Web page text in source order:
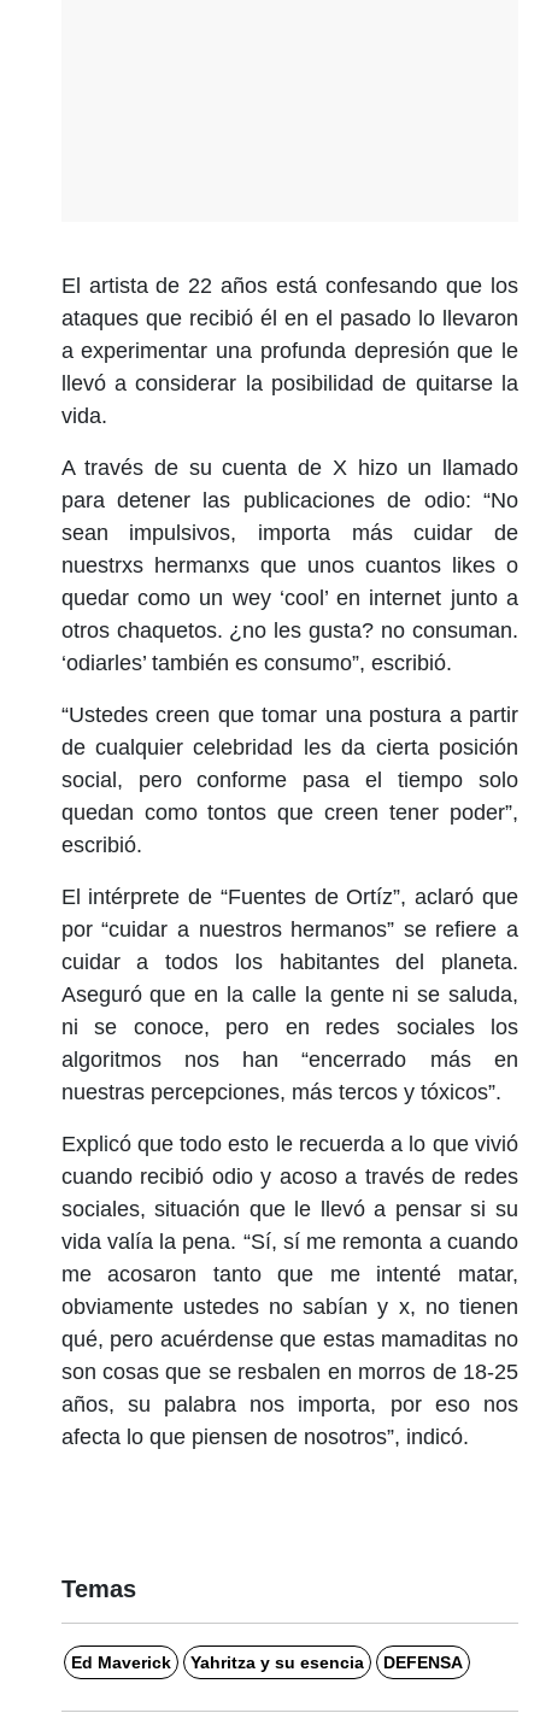
El artista de 22 años está confesando que los
ataques que recibió él en el pasado lo llevaron
a experimentar una profunda depresión que le
llevó a considerar la posibilidad de quitarse la
vida.
A través de su cuenta de X hizo un llamado
para detener las publicaciones de odio: “No
sean impulsivos, importa más cuidar de
nuestrxs hermanxs que unos cuantos likes o
quedar como un wey ‘cool’ en internet junto a
otros chaquetos. ¿no les gusta? no consuman.
‘odiarles’ también es consumo”, escribió.
“Ustedes creen que tomar una postura a partir
de cualquier celebridad les da cierta posición
social, pero conforme pasa el tiempo solo
quedan como tontos que creen tener poder”,
escribió.
El intérprete de “Fuentes de Ortíz”, aclaró que
por “cuidar a nuestros hermanos” se refiere a
cuidar a todos los habitantes del planeta.
Aseguró que en la calle la gente ni se saluda,
ni se conoce, pero en redes sociales los
algoritmos nos han “encerrado más en
nuestras percepciones, más tercos y tóxicos”.
Explicó que todo esto le recuerda a lo que vivió
cuando recibió odio y acoso a través de redes
sociales, situación que le llevó a pensar si su
vida valía la pena. “Sí, sí me remonta a cuando
me acosaron tanto que me intenté matar,
obviamente ustedes no sabían y x, no tienen
qué, pero acuérdense que estas mamaditas no
son cosas que se resbalen en morros de 18-25
años, su palabra nos importa, por eso nos
afecta lo que piensen de nosotros”, indicó.
Temas
Ed Maverick Yahritza y su esencia DEFENSA